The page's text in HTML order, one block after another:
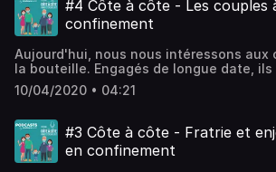
#4 Côte à côte - Les couples
confinement
Aujourd'hui, nous nous intéressons aux
la bouteille. Engagés de longue date,
quotidien les joies du confinement, qui
forcément les habitudes. Un défi ? Une
10/04/2020 • 04:21
#3 Côte à côte - Fratrie et
en confinement